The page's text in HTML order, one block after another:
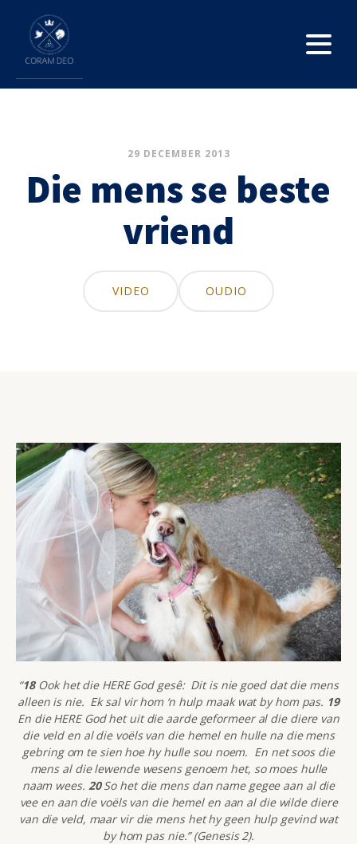
29 DECEMBER 2013
Die mens se beste
vriend
VIDEO OUDIO
“18Ook het die HERE God gesê: Dit is nie goed dat die mens
alleen is nie. Ek sal vir hom ‘n hulp maak wat by hom pas. 19
En die HERE God het uit die aarde geformeer al die diere van
die veld en al die voëls van die hemel en hulle na die mens
gebring om te sien hoe hy hulle sou noem. En net soos die
mens al die lewende wesens genoem het, so moes hulle
naam wees. 20So het die mens dan name gegee aan al die
vee en aan die voëls van die hemel en aan al die wilde diere
van die veld, maar vir die mens het hy geen hulp gevind wat
by hom pas nie.” (Genesis 2).